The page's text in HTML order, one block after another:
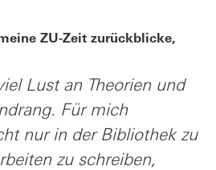
ZU-Zeit zurückblicke,
Lust an Theorien und
Für mich
nur in der Bibliothek zu
zu schreiben,